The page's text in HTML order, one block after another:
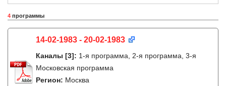
4 программы
14-02-1983 - 20-02-1983
Каналы [3]: 1-я программа, 2-я программа, 3-я
Московская программа
Регион: Москва